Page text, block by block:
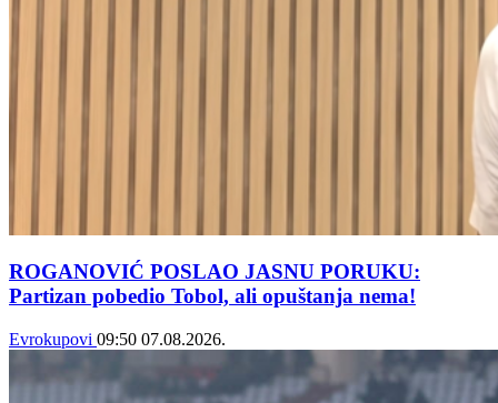
ROGANOVIĆ POSLAO JASNU PORUKU:
Partizan pobedio Tobol, ali opuštanja nema!
Evrokupovi 09:50 07.08.2026.